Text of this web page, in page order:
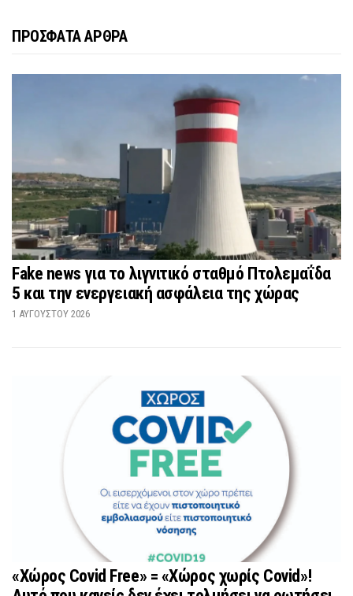
ΠΡΟΣΦΑΤΑ ΑΡΘΡΑ
Fake news για το λιγνιτικό σταθμό Πτολεμαΐδα
5 και την ενεργειακή ασφάλεια της χώρας
1 ΑΥΓΟΎΣΤΟΥ 2026
«Χώρος Covid Free» = «Χώρος χωρίς Covid»!